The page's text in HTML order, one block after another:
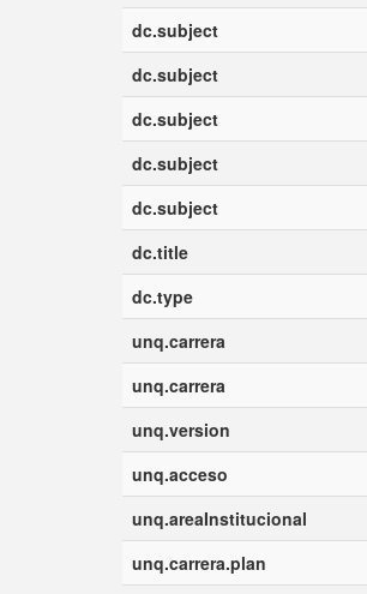
dc.subject
dc.subject
dc.subject
dc.subject
dc.subject
dc.title
dc.type
unq.carrera
unq.carrera
unq.version
unq.acceso
unq.areaInstitucional
unq.carrera.plan